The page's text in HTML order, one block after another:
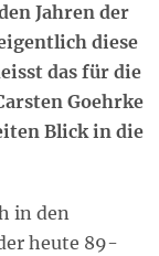
Jahren der
diese
das für die
Goehrke
Blick in die
in den
heute 89-